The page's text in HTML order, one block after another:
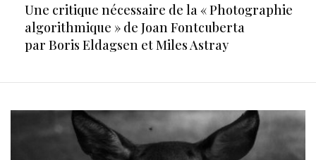
Une critique nécessaire de la « Photographie
algorithmique » de Joan Fontcuberta
par Boris Eldagsen et Miles Astray